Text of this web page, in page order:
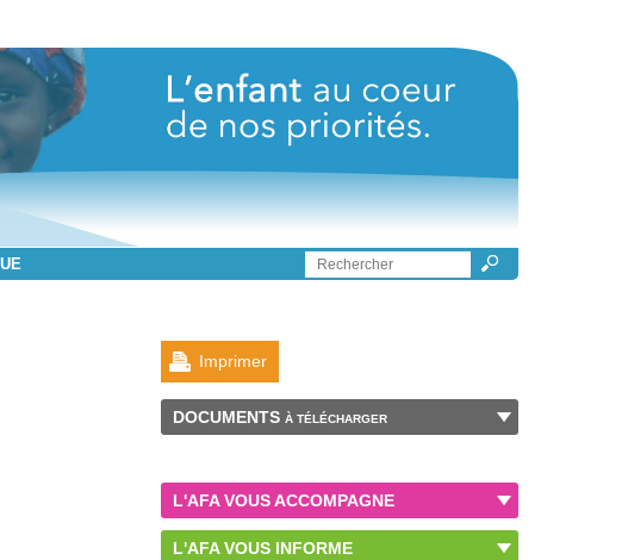
Imprimer
DOCUMENTS À TÉLÉCHARGER
L'AFA VOUS ACCOMPAGNE
L'AFA VOUS INFORME